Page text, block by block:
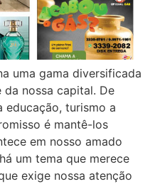
uma gama diversificada
nossa capital. De
educação, turismo a
é mantê-los
em nosso amado
um tema que merece
exige nossa atenção